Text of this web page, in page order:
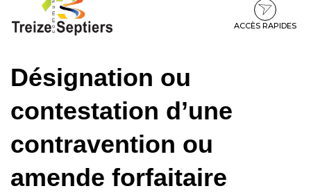
contenu
pied
ACCÈS RAPIDES
Désignation ou
contestation d’une
contravention ou
amende forfaitaire